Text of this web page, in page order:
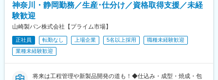
駅、萩山駅、田無駅、西武柳沢駅、立川北駅、泉体育館駅、三鷹
駅、吉祥寺駅、ひばりケ丘駅(東京都)、南大沢駅、調布駅、すずか
け台駅、西府駅、大塚・帝京大学駅、北八王子駅、昭島駅、東小
金井駅、清瀬駅、西国分寺駅、武蔵小金井駅、国分寺駅、西立川
駅、国領駅、狛江駅、北国分駅、常盤平駅、柏駅、海神駅、原木
中山駅、みどり台駅、八千代緑が丘駅、新浦安駅、天台駅、東千
葉駅、幕張豊砂駅、本八幡駅(都営線)、ユーカリが丘駅、船橋競馬
んげん台駅、新座駅、志木駅、蕨駅、所沢駅、武蔵浦和駅、北戸
神奈川・静岡勤務／生産･仕分け／資格取得支援／未経
験歓迎
山崎製パン株式会社【プライム市場】
正社員 転勤なし 上場企業 5名以上採用
職種未経験歓迎
業種未経験歓迎
将来は工程管理や新製品開発の道も！◆仕込み・成型・焼成・包